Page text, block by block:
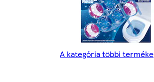
A kategória többi terméke